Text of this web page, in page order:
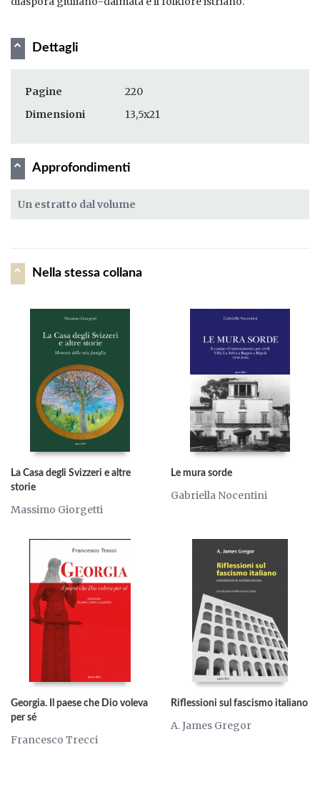
Dettagli
Pagine
220
Dimensioni
13,5x21
Approfondimenti
Un estratto dal volume
Nella stessa collana
La Casa degli Svizzeri e altre
storie
Massimo Giorgetti
Le mura sorde
Gabriella Nocentini
Georgia. Il paese che Dio voleva
per sé
Francesco Trecci
Riflessioni sul fascismo italiano
A. James Gregor